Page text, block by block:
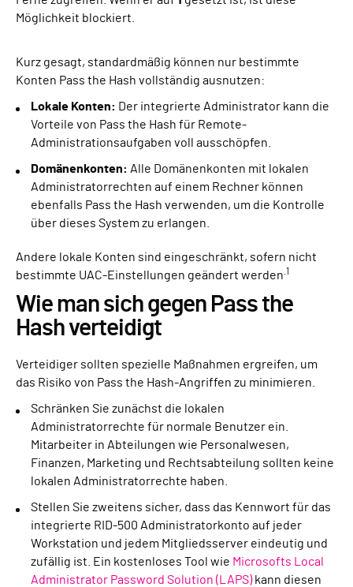
Möglichkeit blockiert.
Kurz gesagt, standardmäßig können nur bestimmte
Konten Pass the Hash vollständig ausnutzen:
Lokale Konten: Der integrierte Administrator kann die
Vorteile von Pass the Hash für Remote-
Administrationsaufgaben voll ausschöpfen.
Domänenkonten: Alle Domänenkonten mit lokalen
Administratorrechten auf einem Rechner können
ebenfalls Pass the Hash verwenden, um die Kontrolle
über dieses System zu erlangen.
Andere lokale Konten sind eingeschränkt, sofern nicht
bestimmte UAC-Einstellungen geändert werden .1
Wie man sich gegen Pass the
Hash verteidigt
Verteidiger sollten spezielle Maßnahmen ergreifen, um
das Risiko von Pass the Hash-Angriffen zu minimieren.
Schränken Sie zunächst die lokalen
Administratorrechte für normale Benutzer ein.
Mitarbeiter in Abteilungen wie Personalwesen,
Finanzen, Marketing und Rechtsabteilung sollten keine
lokalen Administratorrechte haben.
Stellen Sie zweitens sicher, dass das Kennwort für das
integrierte RID-500 Administratorkonto auf jeder
Workstation und jedem Mitgliedsserver eindeutig und
zufällig ist. Ein kostenloses Tool wie Microsofts Local
Administrator Password Solution (LAPS)kann diesen